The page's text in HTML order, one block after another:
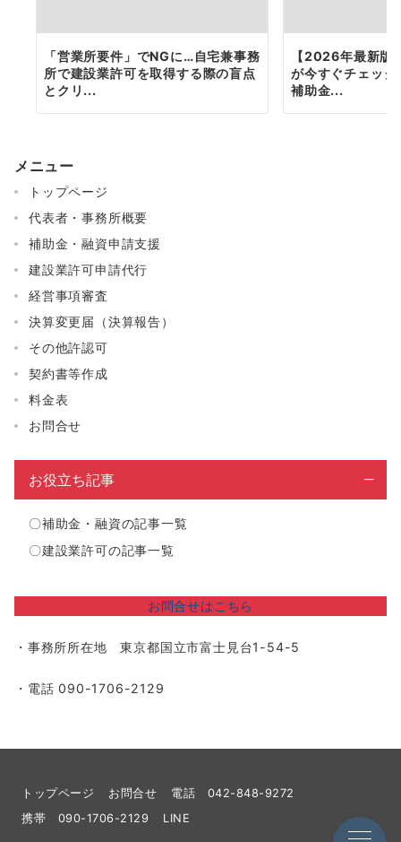
「営業所要件」でNGに…自宅兼事務
所で建設業許可を取得する際の盲点
とクリ...
【2026年最新版
が今すぐチェッ
補助金...
メニュー
トップページ
代表者・事務所概要
補助金・融資申請支援
建設業許可申請代行
経営事項審査
決算変更届（決算報告）
その他許認可
契約書等作成
料金表
お問合せ
お役立ち記事
〇補助金・融資の記事一覧
〇建設業許可の記事一覧
お問合せはこちら
・事務所所在地 東京都国立市富士見台1-54-5
・電話 090-1706-2129
トップページ お問合せ
電話 042-848-9272
携帯 090-1706-2129
LINE